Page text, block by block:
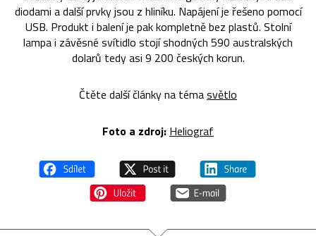
diodami a další prvky jsou z hliníku. Napájení je řešeno pomocí
USB. Produkt i balení je pak kompletně bez plastů. Stolní
lampa i závěsné svítidlo stojí shodných 590 australských
dolarů tedy asi 9 200 českých korun.
Čtěte další články na témasvětlo
Foto a zdroj: Heliograf